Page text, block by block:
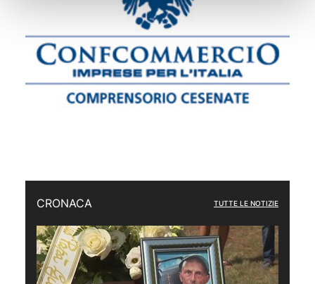
CRONACA TUTTE LE NOTIZIE